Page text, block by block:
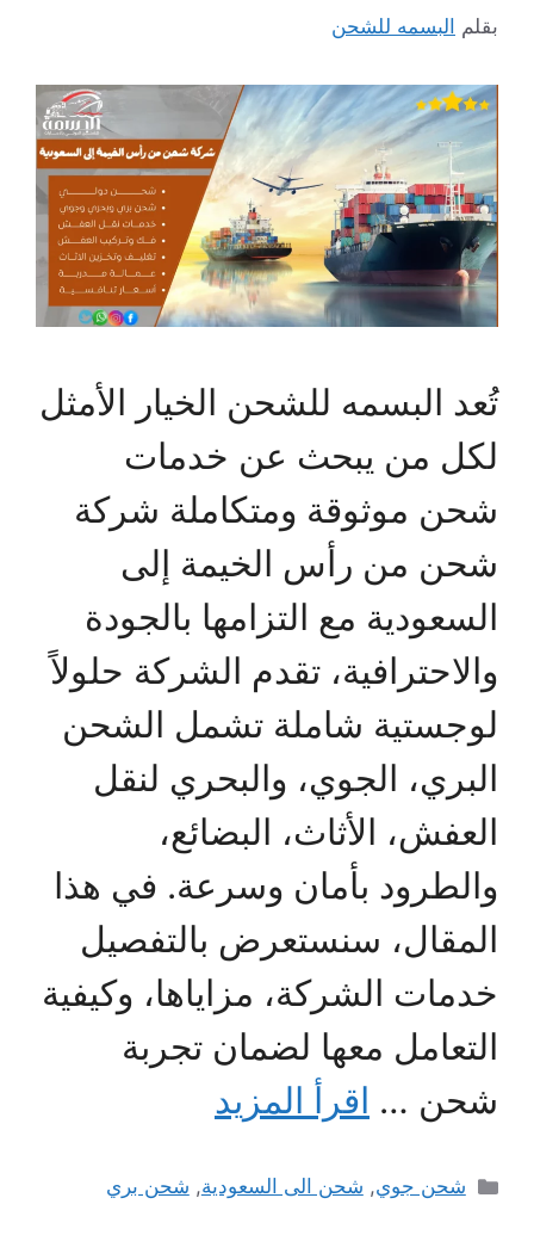
بقلم البسمه للشحن
تُعد البسمه للشحن الخيار الأمثل
لكل من يبحث عن خدمات
شحن موثوقة ومتكاملة شركة
شحن من رأس الخيمة إلى
السعودية مع التزامها بالجودة
والاحترافية، تقدم الشركة حلولاً
لوجستية شاملة تشمل الشحن
البري، الجوي، والبحري لنقل
العفش، الأثاث، البضائع،
والطرود بأمان وسرعة. في هذا
المقال، سنستعرض بالتفصيل
خدمات الشركة، مزاياها، وكيفية
التعامل معها لضمان تجربة
شحن … اقرأ المزيد
التصنيفات
شحن جوي, شحن الى السعودية, شحن بري